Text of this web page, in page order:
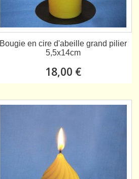
Bougie en cire d'abeille grand pilier
5,5x14cm
18,00 €